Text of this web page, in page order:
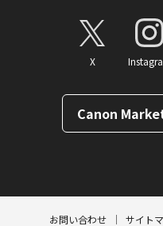
X
Canon
お問い合わせ サイト